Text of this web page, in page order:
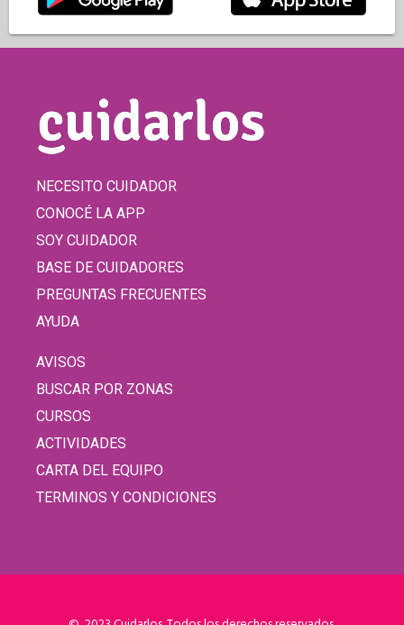
NECESITO CUIDADOR
CONOCÉ LA APP
SOY CUIDADOR
BASE DE CUIDADORES
PREGUNTAS FRECUENTES
AYUDA
AVISOS
BUSCAR POR ZONAS
CURSOS
ACTIVIDADES
CARTA DEL EQUIPO
TERMINOS Y CONDICIONES